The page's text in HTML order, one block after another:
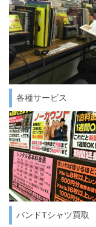
各種サービス
バンドTシャツ買取